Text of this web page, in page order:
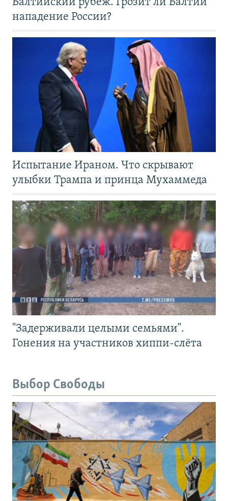
нападение России?
Испытание Ираном. Что скрывают
улыбки Трампа и принца Мухаммеда
"Задерживали целыми семьями".
Гонения на участников хиппи-слёта
Выбор Свободы